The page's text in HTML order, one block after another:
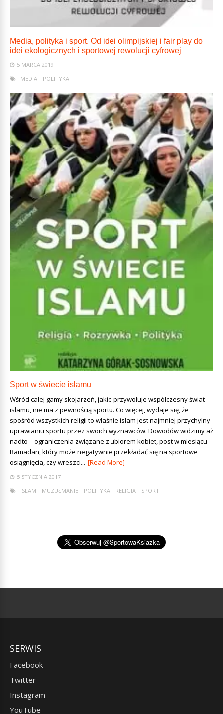
Media, polityka i sport. Od idei olimpijskiej i fair play do
idei ekologicznych i sportowej rewolucji cyfrowej
5 MARCA 2019
MEDIA
POLITYKA
Sport w świecie islamu
Wśród całej gamy skojarzeń, jakie przywołuje współczesny świat
islamu, nie ma z pewnością sportu. Co więcej, wydaje się, że
spośród wszystkich religii to właśnie islam jest najmniej przychylny
uprawianiu sportu przez swoich wyznawców. Dowodów widzimy aż
nadto – ograniczenia związane z ubiorem kobiet, post w miesiącu
Ramadan, który może negatywnie przekładać się na sportowe
osiągnięcia, czy wreszci... [Read More]
5 STYCZNIA 2017
ISLAM
MUZUŁMANIE POLITYKA RELIGIA SPORT
SERWIS
Facebook
Twitter
Instagram
YouTube